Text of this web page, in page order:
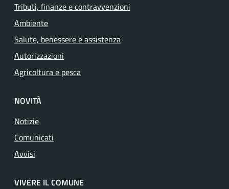
Tributi, finanze e contravvenzioni
Ambiente
Salute, benessere e assistenza
Autorizzazioni
Agricoltura e pesca
NOVITÀ
Notizie
Comunicati
Avvisi
VIVERE IL COMUNE